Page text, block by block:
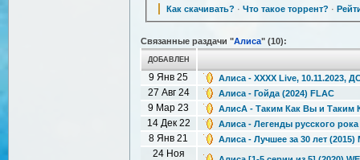
Как скачивать? · Что такое торрент? ·
Связанные раздачи "Алиса" (10):
ДОБАВЛЕН
9 Янв 25 Алиса - XXXX Live, 10.11.2023,
27 Авг 24 Алиса - Гойда (2024) FLAC
9 Мар 23 АлисА - Таким Как Вы и Таким
14 Дек 22 Алиса - Легенды русского рока
8 Янв 21 Алиса - Лучшее за 30 лет (2015)
24 Ноя